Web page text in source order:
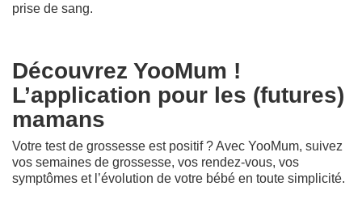
prise de sang.
Découvrez YooMum !
L’application pour les (futures)
mamans
Votre test de grossesse est positif ? Avec YooMum, suivez
vos semaines de grossesse, vos rendez-vous, vos
symptômes et l’évolution de votre bébé en toute simplicité.